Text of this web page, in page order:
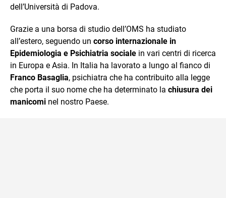
dell’Università di Padova.
Grazie a una borsa di studio dell’OMS ha studiato
all’estero, seguendo un corso internazionale in
Epidemiologia e Psichiatria sociale in vari centri di ricerca
in Europa e Asia. In Italia ha lavorato a lungo al fianco di
Franco Basaglia, psichiatra che ha contribuito alla legge
che porta il suo nome che ha determinato la chiusura dei
manicomi nel nostro Paese.